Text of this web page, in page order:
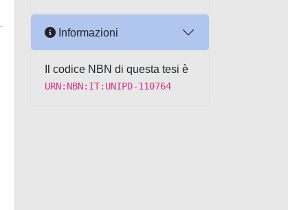
Informazioni
Il codice NBN di questa tesi è
URN:NBN:IT:UNIPD-110764